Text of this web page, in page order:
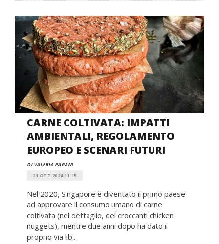
CARNE COLTIVATA: IMPATTI
AMBIENTALI, REGOLAMENTO
EUROPEO E SCENARI FUTURI
DI VALERIA PAGANI
21 OTT 2024 11:15
Nel 2020, Singapore è diventato il primo paese
ad approvare il consumo umano di carne
coltivata (nel dettaglio, dei croccanti chicken
nuggets), mentre due anni dopo ha dato il
proprio via lib...